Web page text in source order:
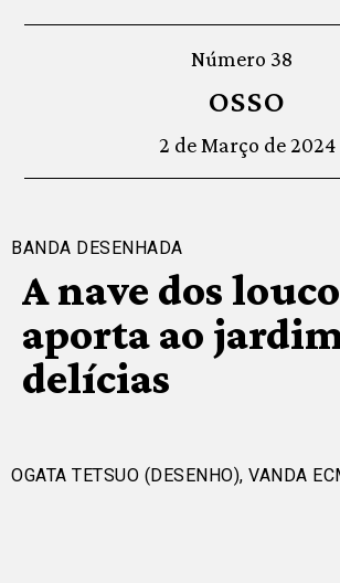
Número 38
OSSO
2 de Março de 2024
BANDA DESENHADA
A nave dos
aporta ao
delícias
OGATA TETSUO (DESENHO), VANDA